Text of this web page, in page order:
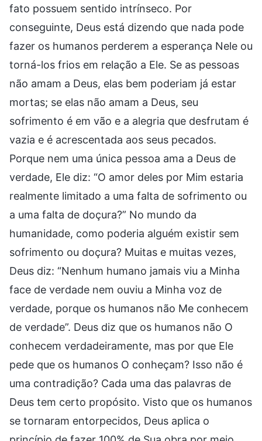
fato possuem sentido intrínseco. Por
conseguinte, Deus está dizendo que nada pode
fazer os humanos perderem a esperança Nele ou
torná-los frios em relação a Ele. Se as pessoas
não amam a Deus, elas bem poderiam já estar
mortas; se elas não amam a Deus, seu
sofrimento é em vão e a alegria que desfrutam é
vazia e é acrescentada aos seus pecados.
Porque nem uma única pessoa ama a Deus de
verdade, Ele diz: “O amor deles por Mim estaria
realmente limitado a uma falta de sofrimento ou
a uma falta de doçura?” No mundo da
humanidade, como poderia alguém existir sem
sofrimento ou doçura? Muitas e muitas vezes,
Deus diz: “Nenhum humano jamais viu a Minha
face de verdade nem ouviu a Minha voz de
verdade, porque os humanos não Me conhecem
de verdade”. Deus diz que os humanos não O
conhecem verdadeiramente, mas por que Ele
pede que os humanos O conheçam? Isso não é
uma contradição? Cada uma das palavras de
Deus tem certo propósito. Visto que os humanos
se tornaram entorpecidos, Deus aplica o